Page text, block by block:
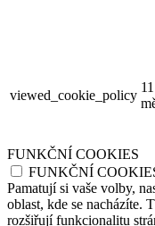
viewed_cookie_policy
11
FUNKČNÍ COOKIES
FUNKČNÍ
Pamatují si vaše volby,
oblast, kde se nacházíte.
rozšiřují funkcionalitu